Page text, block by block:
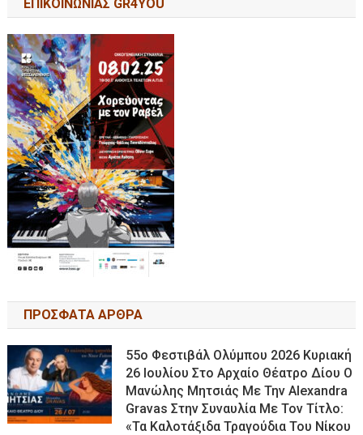
ΕΠΙΚΟΙΝΩΝΙΑΣ GR4YOU
ΠΡΟΣΦΑΤΑ ΑΡΘΡΑ
55ο Φεστιβάλ Ολύμπου 2026 Κυριακή
26 Ιουλίου Στο Αρχαίο Θέατρο Δίου Ο
Μανώλης Μητσιάς Με Την Alexandra
Gravas Στην Συναυλία Με Τον Τίτλο:
«τα Καλοτάξιδα Τραγούδια Του Νίκου